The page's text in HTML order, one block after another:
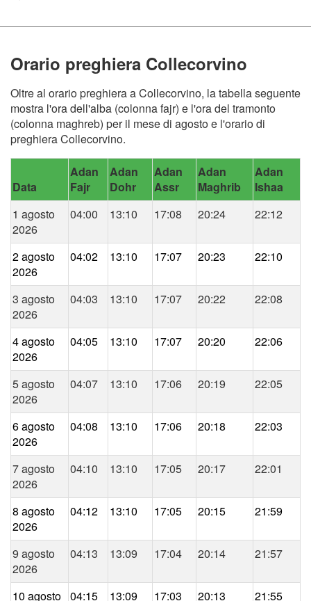
Orario preghiera Collecorvino
Oltre al orario preghiera a Collecorvino, la tabella seguente
mostra l'ora dell'alba (colonna fajr) e l'ora del tramonto
(colonna maghreb) per il mese di agosto e l'orario di
preghiera Collecorvino.
Data
Adan
Fajr
Adan
Dohr
Adan
Assr
Adan
Maghrib
Adan
Ishaa
1 agosto
2026
04:00 13:10 17:08 20:24 22:12
2 agosto
2026
04:02 13:10 17:07 20:23 22:10
3 agosto
2026
04:03 13:10 17:07 20:22 22:08
4 agosto
2026
04:05 13:10 17:07 20:20 22:06
5 agosto
2026
04:07 13:10 17:06 20:19 22:05
6 agosto
2026
04:08 13:10 17:06 20:18 22:03
7 agosto
2026
04:10 13:10 17:05 20:17 22:01
8 agosto
2026
04:12 13:10 17:05 20:15 21:59
9 agosto
2026
04:13 13:09 17:04 20:14 21:57
10 agosto 04:15 13:09 17:03 20:13 21:55